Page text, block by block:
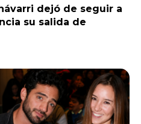
dejó de seguir a
su salida de